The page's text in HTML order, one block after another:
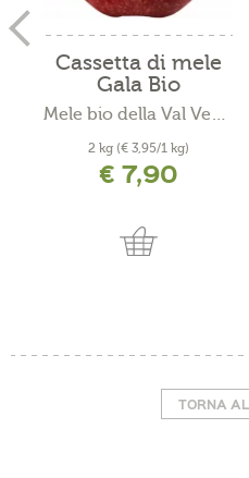
Cassetta di mele
Gala Bio
Mele bio della Val Venosta...
2 kg (€ 3,95/1 kg)
incl. IVA più costi di spedizione
€ 7,90
TORNA